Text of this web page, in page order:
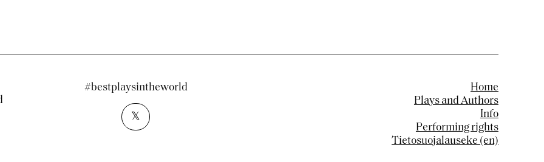
Home
Plays and Authors
Info
Performing rights
Tietosuojalauseke (en)
#bestplaysintheworld
𝕏